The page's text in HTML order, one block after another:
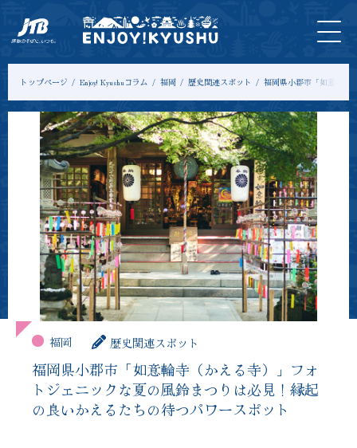
トップページ Enjoy! Kyushuコラム 福岡 歴史関連スポット 福岡県小郡市「如意輪寺
福岡 歴史関連スポット
福岡県小郡市「如意輪寺（かえる寺）」フォ
トジェニックな夏の風鈴まつりは必見！縁起
の良いかえるたちの待つパワースポット
HOME
最新
情報
ツアー
＆体験
入
場
券
宿
泊